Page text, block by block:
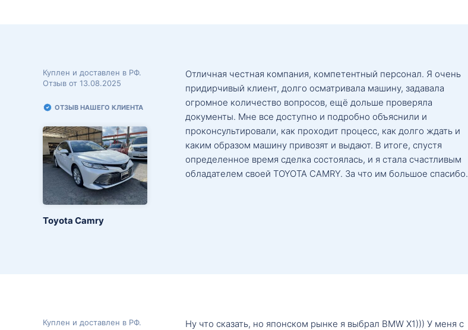
Куплен и доставлен в РФ.
Отзыв от 13.08.2025
ОТЗЫВ НАШЕГО КЛИЕНТА
Toyota Camry
Отличная честная компания, компетентный персонал. Я очень
придирчивый клиент, долго осматривала машину, задавала
огромное количество вопросов, ещё дольше проверяла
документы. Мне все доступно и подробно объяснили и
проконсультировали, как проходит процесс, как долго ждать и
каким образом машину привозят и выдают. В итоге, спустя
определенное время сделка состоялась, и я стала счастливым
обладателем своей TOYOTA CAMRY. За что им большое спасибо.
Куплен и доставлен в РФ.
Ну что сказать, но японском рынке я выбрал BMW X1))) У меня с